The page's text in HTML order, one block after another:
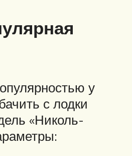
у
с лодки
«Николь-